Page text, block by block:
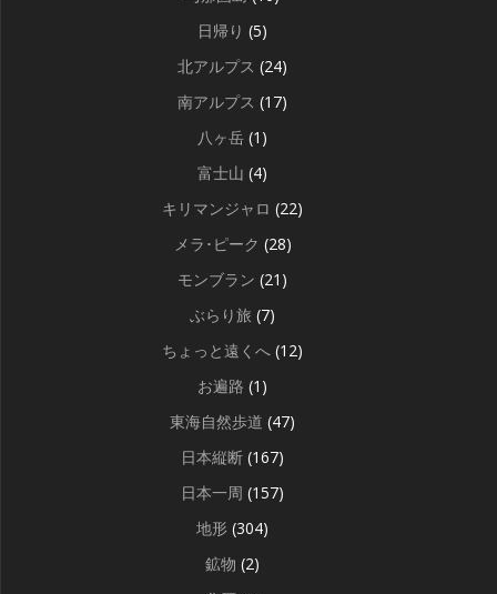
日帰り (5)
北アルプス (24)
南アルプス (17)
八ヶ岳 (1)
富士山 (4)
キリマンジャロ (22)
メラ･ピーク (28)
モンブラン (21)
ぶらり旅 (7)
ちょっと遠くへ (12)
お遍路 (1)
東海自然歩道 (47)
日本縦断 (167)
日本一周 (157)
地形 (304)
鉱物 (2)